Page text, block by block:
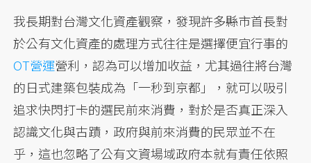
我長期對台灣文化資產觀察，發現許多縣市首長對
於公有文化資產的處理方式往往是選擇便宜行事的
OT營運營利，認為可以增加收益，尤其過往將台灣
的日式建築包裝成為「一秒到京都」，就可以吸引
追求快閃打卡的選民前來消費，對於是否真正深入
認識文化與古蹟，政府與前來消費的民眾並不在
乎，這也忽略了公有文資場域政府本就有責任依照